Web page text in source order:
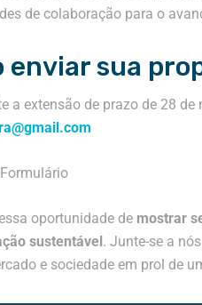
de colaboração para o
enviar sua
a extensão de prazo de 28 de
oportunidade de mostrar
sustentável. Junte-se a
e sociedade em prol de